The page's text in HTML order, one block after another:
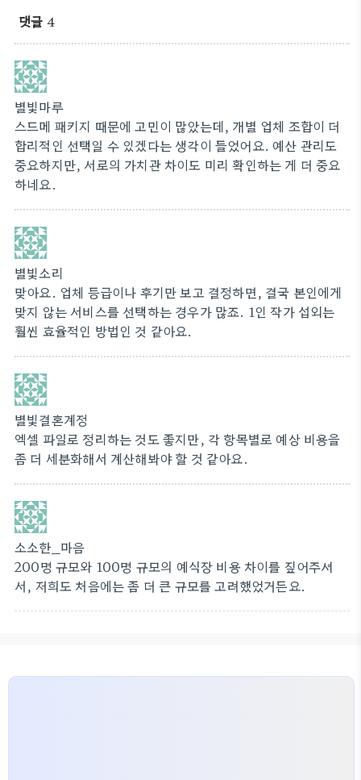
댓글 4
별빛마루
스드메 패키지 때문에 고민이 많았는데, 개별 업체 조합이 더
합리적인 선택일 수 있겠다는 생각이 들었어요. 예산 관리도
중요하지만, 서로의 가치관 차이도 미리 확인하는 게 더 중요
하네요.
별빛소리
맞아요. 업체 등급이나 후기만 보고 결정하면, 결국 본인에게
맞지 않는 서비스를 선택하는 경우가 많죠. 1인 작가 섭외는
훨씬 효율적인 방법인 것 같아요.
별빛결혼계정
엑셀 파일로 정리하는 것도 좋지만, 각 항목별로 예상 비용을
좀 더 세분화해서 계산해봐야 할 것 같아요.
소소한_마음
200명 규모와 100명 규모의 예식장 비용 차이를 짚어주셔
서, 저희도 처음에는 좀 더 큰 규모를 고려했었거든요.